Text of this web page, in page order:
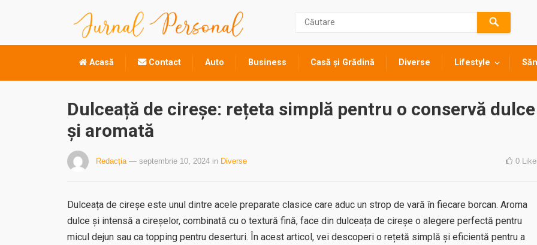
Acasă Contact Auto Business Casă și Grădină Diverse Lifestyle
Dulceață de cireșe: rețeta simplă pentru o conservă dulce
și aromată
Redacția — septembrie 10, 2024 in Diverse 0
Dulceața de cireșe este unul dintre acele preparate clasice care aduc un strop de vară în fiecare borcan. Aroma
dulce și intensă a cireșelor, combinată cu o textură fină, face din dulceața de cireșe o alegere perfectă pentru
micul dejun sau ca topping pentru deserturi. În acest articol, vei descoperi o rețetă simplă și eficientă pentru a